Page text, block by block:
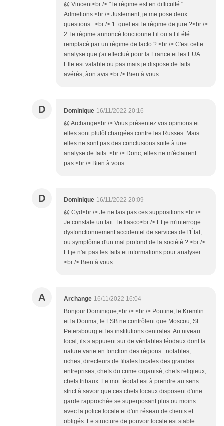
@ Vincent<br /> " le régime est en difficulté ".
Admettons.<br /> Justement, je me pose deux
questions :.<br /> 1. quel est le régime de jure ?<br />
2. le régime annoncé fonctionne t il ou a t il été
remplacé par un régime de facto ? <br /> C'est cette
analyse que j'ai effectué pour la France et les EUA.
Elle est valable ou pas mais je dispose de faits
avérés, àon avis.<br /> Bien à vous.
D Dominique 16/11/2022 20:16
@ Archange<br /> Vous présentez vos opinions et
elles sont plutôt chargées contre les Russes. Mais
elles ne sont pas des conclusions suite à une
analyse de faits. <br /> Donc, elles ne m'éclairent
pas.<br /> Bien à vous
D Dominique 16/11/2022 20:09
@ Cyd<br /> Je ne fais pas ces suppositions.<br />
Je constate un fait : le fiasco<br /> Et je m'interroge :
dysfonctionnement accidentel de services de l'État,
ou symptôme d'un mal profond de la société ? <br />
Et je n'ai pas les faits et informations pour analyser.
<br /> Bien à vous
A Archange 16/11/2022 16:04
Bonjour Dominique,<br /> <br /> Poutine, le Kremlin
et la Douma, le FSB ne contrôlent que Moscou, St
Petersbourg et les institutions centrales. Au niveau
local, ils s’appuient sur de véritables féodaux dont la
nature varie en fonction des régions : notables,
riches, directeurs de filiales locales des grandes
entreprises, chefs du crime organisé, chefs religieux,
chefs tribaux. Le mot féodal est à prendre au sens
strict à savoir que ces chefs locaux disposent d'une
garde rapprochée se superposant plus ou moins
avec la police locale et d'un réseau de clients et
obligés. Le structure de pouvoir locale est stable